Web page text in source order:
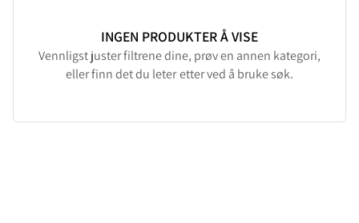
INGEN PRODUKTER Å VISE
Vennligst juster filtrene dine, prøv en annen kategori,
eller finn det du leter etter ved å bruke søk.